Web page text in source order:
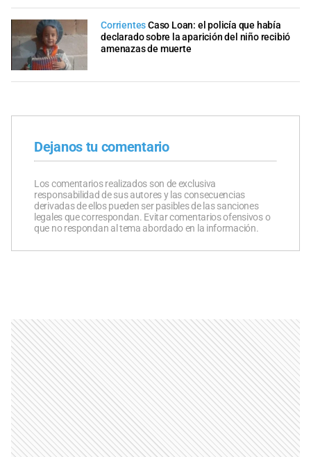
CorrientesCaso Loan: el policía que había
declarado sobre la aparición del niño recibió
amenazas de muerte
Dejanos tu comentario
Los comentarios realizados son de exclusiva
responsabilidad de sus autores y las consecuencias
derivadas de ellos pueden ser pasibles de las sanciones
legales que correspondan. Evitar comentarios ofensivos o
que no respondan al tema abordado en la información.